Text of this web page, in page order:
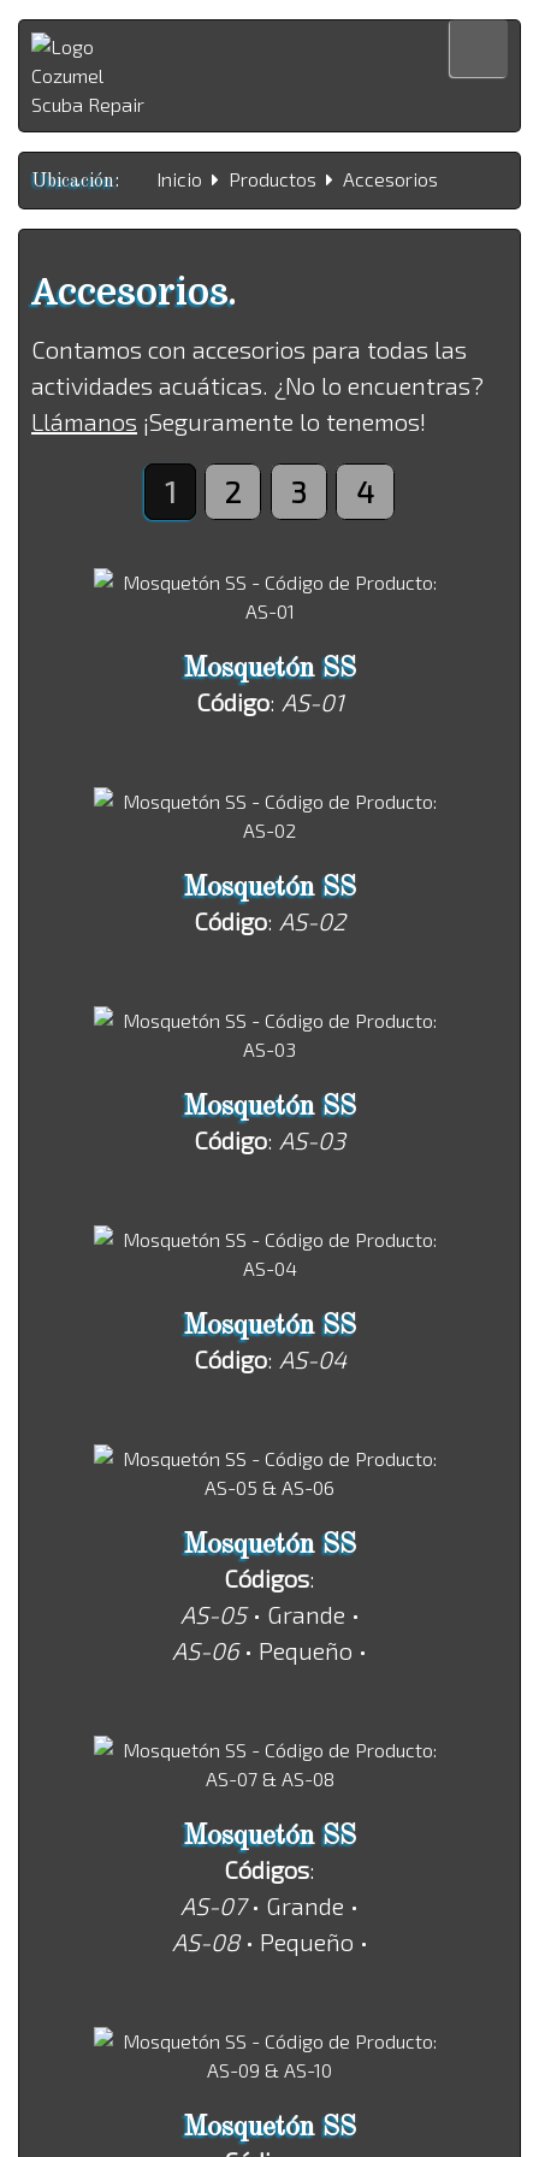
Inicio
Productos
Servicios
English
Ubicación: Inicio Productos Accesorios
Accesorios.
Contamos con accesorios para todas las
actividades acuáticas. ¿No lo encuentras?
Llámanos ¡Seguramente lo tenemos!
1 2 3 4
Mosquetón SS
Código: AS-01
Mosquetón SS
Código: AS-02
Mosquetón SS
Código: AS-03
Mosquetón SS
Código: AS-04
Mosquetón SS
Códigos:
AS-05• Grande •
AS-06• Pequeño •
Mosquetón SS
Códigos:
AS-07• Grande •
AS-08• Pequeño •
Mosquetón SS